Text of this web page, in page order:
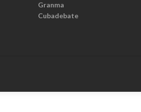
Granma
Cubadebate